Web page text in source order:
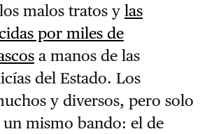
malos tratos y las
por miles de
a manos de las
del Estado. Los
y diversos, pero solo
mismo bando: el de